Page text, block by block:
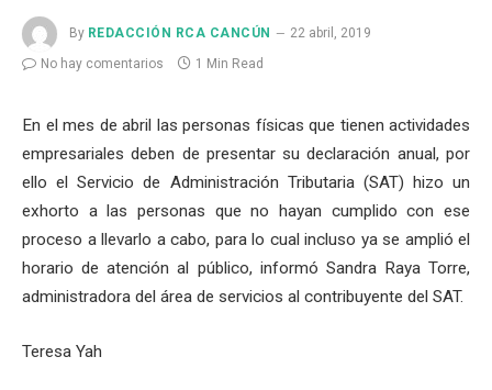
By REDACCIÓN RCA CANCÚN
22 abril, 2019
No hay comentarios
1 Min Read
En el mes de abril las personas físicas que tienen actividades
empresariales deben de presentar su declaración anual, por
ello el Servicio de Administración Tributaria (SAT) hizo un
exhorto a las personas que no hayan cumplido con ese
proceso a llevarlo a cabo, para lo cual incluso ya se amplió el
horario de atención al público, informó Sandra Raya Torre,
administradora del área de servicios al contribuyente del SAT.
Teresa Yah